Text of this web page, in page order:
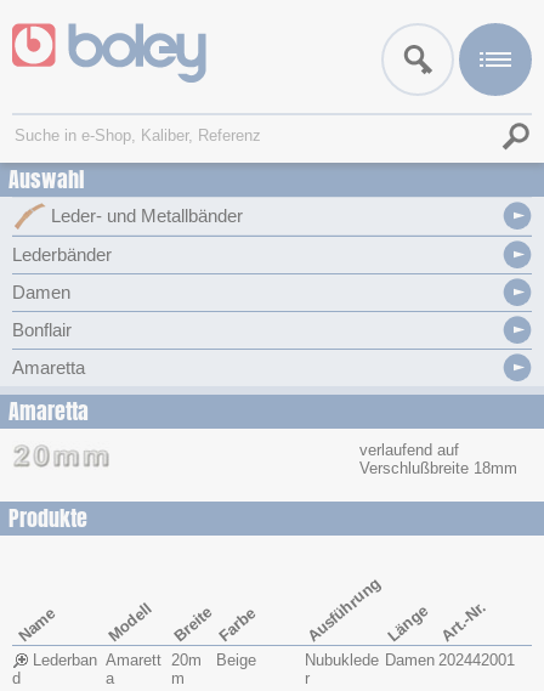
Auswahl
Leder- und Metallbänder
Lederbänder
Damen
Bonflair
Amaretta
Amaretta
verlaufend auf
Verschlußbreite 18mm
Produkte
Name Modell BreiteFarbe AusführungLänge Art.-Nr.
Lederban
d
Amarett
a
20m
m
Beige
Nubuklede
r
Damen 202442001